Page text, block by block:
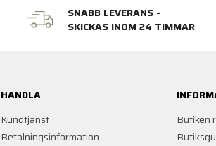
SNABB LEVERANS -
SKICKAS INOM 24 TIMMAR
HANDLA
Kundtjänst
Betalningsinformation
Butiken